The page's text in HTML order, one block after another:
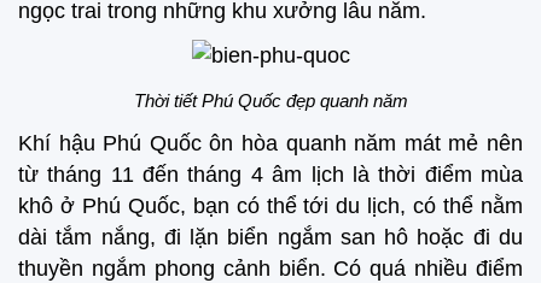
ngọc trai trong những khu xưởng lâu năm.
Thời tiết Phú Quốc đẹp quanh năm
Khí hậu Phú Quốc ôn hòa quanh năm mát mẻ nên
từ tháng 11 đến tháng 4 âm lịch là thời điểm mùa
khô ở Phú Quốc, bạn có thể tới du lịch, có thể nằm
dài tắm nắng, đi lặn biển ngắm san hô hoặc đi du
thuyền ngắm phong cảnh biển. Có quá nhiều điểm